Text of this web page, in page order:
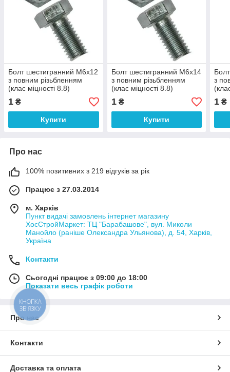
Болт шестигранний М6х12
з повним різьбленням
(клас міцності 8.8)
1 ₴
Купити
Болт шестигранний М6х14
з повним різьбленням
(клас міцності 8.8)
1₴
Купити
з
1 ₴
Про нас
100% позитивних з 219 відгуків за рік
Працює з 27.03.2014
м. Харків
Пункт видачі замовлень інтернет магазину
ХосСтройМаркет: ТЦ "Барабашове", вул. Миколи
Манойло (раніше Олександра Ульянова), д. 54, Харків,
Україна
Контакти
Сьогодні працює з 09:00 до 18:00
Показати весь графік роботи
Про нас
Контакти
Доставка та оплата
КНОПКА
ЗВ'ЯЗКУ